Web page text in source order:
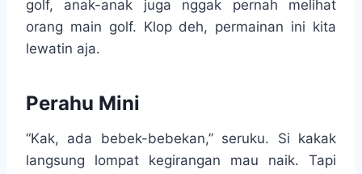
golf, anak-anak juga nggak pernah melihat
orang main golf. Klop deh, permainan ini kita
lewatin aja.
Perahu Mini
“Kak, ada bebek-bebekan,” seruku. Si kakak
langsung lompat kegirangan mau naik. Tapi